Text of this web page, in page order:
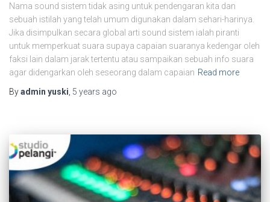
Nama sound sistem tidak asing untuk pendengaran kita dan
sebuah istilah yang telah umum digunakan dalam sehari-harinya.
Jika disimpulkan secara global arti sound sistem ialah piranti
untuk memperkuat suara supaya capaian suaranya kedengar oleh
faksi lain dalam jarak tertentu atau sampaikan sebuah info suara
agar didengarkan oleh seseorang dalam capaian Read more
Byadmin yuski 5 years ago